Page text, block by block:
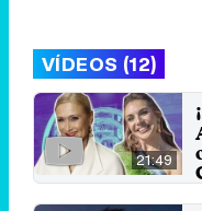
VÍDEOS (12)
21:49